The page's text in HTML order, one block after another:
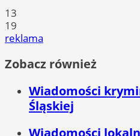
13
19
reklama
Zobacz również
Wiadomości
Śląskiej